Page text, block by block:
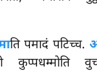
ति पमादं पटिच्च.
कुप्पधम्मोति